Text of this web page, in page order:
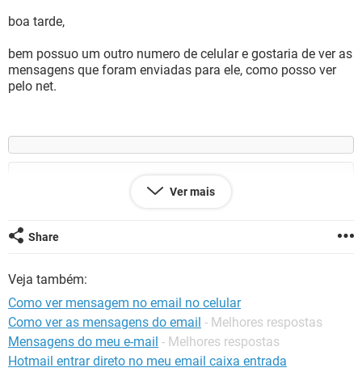
GUIA DE COMPRAS
GUIA DE COMPRAS
CELULAR
OUTLOOK EXCEL
INSTAGRAM GMAIL
boa tarde,
bem possuo um outro numero de celular e gostaria de ver as
mensagens que foram enviadas para ele, como posso ver
pelo net.
Ver mais
Share
Veja também:
Como ver mensagem no email no celular
Como ver as mensagens do email - Melhores respostas
Mensagens do meu e-mail - Melhores respostas
Hotmail entrar direto no meu email caixa entrada